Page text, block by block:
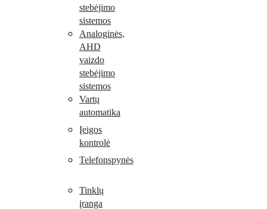
stebėjimo
sistemos
Analoginės,
AHD
vaizdo
stebėjimo
sistemos
Vartų
automatika
Įeigos
kontrolė
Telefonspynės
Tinklų
įranga